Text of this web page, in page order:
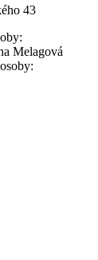
43
Melagová